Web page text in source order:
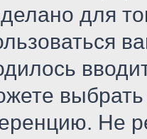
для
выбрать
Не